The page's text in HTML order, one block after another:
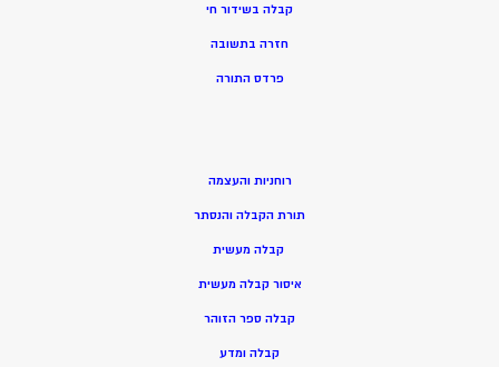
קבלה בשידור חי
חזרה בתשובה
פרדס התורה
רוחניות והעצמה
תורת הקבלה והנסתר
קבלה מעשית
איסור קבלה מעשית
קבלה ספר הזוהר
קבלה ומדע